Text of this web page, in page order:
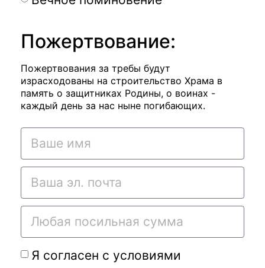
Пожертвование:
Пожертвования за требы будут
израсходованы на строительство Храма в
память о защитниках Родины, о воинах -
каждый день за нас ныне погибающих.
Я согласен с условиями